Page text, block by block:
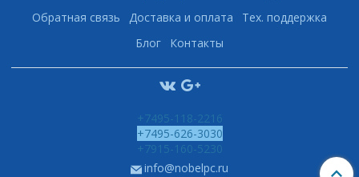
Обратная связь
Доставка и оплата
Тех. поддержка
Блог
Контакты
+7495-118-2216
+7495-626-3030
+7915-160-5230
info@nobelpc.ru